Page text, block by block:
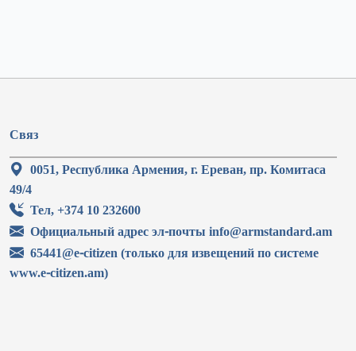
Связ
0051, Республика Армения, г. Ереван, пр. Комитаса
49/4
Тел, +374 10 232600
Официальный адрес эл-почты info@armstandard.am
65441@e-citizen (только для извещений по системе
www.e-citizen.am)